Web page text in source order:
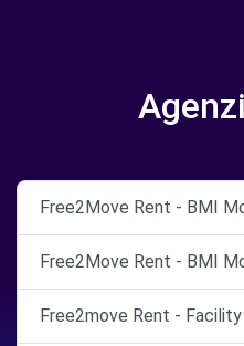
Free2Move Rent - BMI
Free2Move Rent - BMI
Free2move Rent - Facility